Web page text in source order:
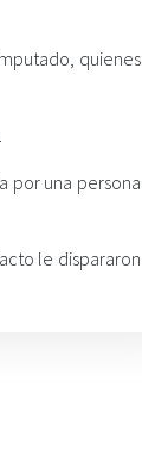
quienes
por una persona
le dispararon